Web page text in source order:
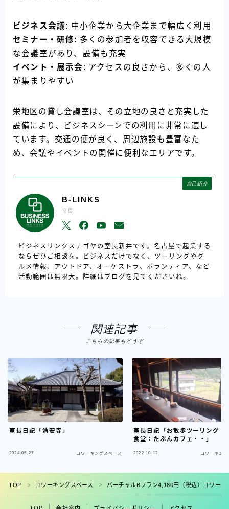
ビジネス会議: 中小企業から大企業まで幅広く利用
セミナー・研修: 多くの参加者を収容できる大規模
な会議室があり、設備も充実
イベント・展示会 : アクセスの良さから、多くの人
が集まりやすい
栄地区の貸し会議室は、その立地の良さと充実した
設備により、ビジネスシーンでの利用に非常に適し
ています。交通の便が良く、周辺施設も豊富なた
め、会議やイベントの開催に便利なエリアです。
自己紹介
B-LINKS
室長
ビジネスリンクスナゴヤの室長新井です。名古屋で起業する
ならぜひご相談を。ビジネスだけでなく、ツーリングやグ
ルメ情報、アウトドア、オーケストラ、ボランティア、など
活動範囲は無限大。詳細はブログを見てくださいね。
関連記事
こちらの記事もどうぞ
室長日記「清安寺」
2024.05.27 コワーキングスペース
室長日記「お散歩ツーリング・
食堂：たぶんカフェ・・」
2022.10.13 コワーキング
TOP ＞ コワーキングスペース ＞ バーチャルBプラン4,180円（税込）コワーキ